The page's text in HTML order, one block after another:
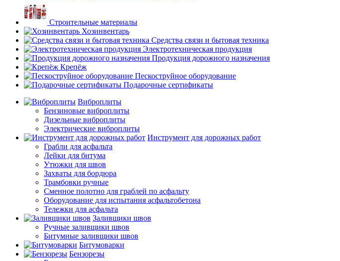
Строительные материалы
Хозинвентарь
Средства связи и бытовая техника
Электротехническая продукция
Продукция дорожного назначения
Крепёж
Пескоструйное оборудование
Подарочные сертификаты
Виброплиты
Бензиновые виброплиты
Дизельные виброплиты
Электрические виброплиты
Инструмент для дорожных работ
Грабли для асфальта
Лейки для битума
Утюжки для швов
Захваты для бордюра
Трамбовки ручные
Сменное полотно для граблей по асфальту
Оборудование для испытания асфальтобетона
Тележки для асфальта
Заливщики швов
Ручные заливщики швов
Битумные заливщики швов
Битумоварки
Бензорезы